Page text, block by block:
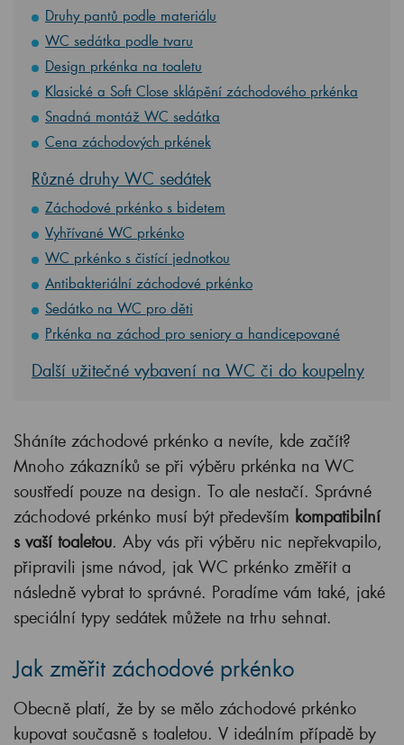
Druhy pantů podle materiálu
WC sedátka podle tvaru
Design prkénka na toaletu
Klasické a Soft Close sklápění záchodového prkénka
Snadná montáž WC sedátka
Cena záchodových prkének
Různé druhy WC sedátek
Záchodové prkénko s bidetem
Vyhřívané WC prkénko
WC prkénko s čistící jednotkou
Antibakteriální záchodové prkénko
Sedátko na WC pro děti
Prkénka na záchod pro seniory a handicepované
Další užitečné vybavení na WC či do koupelny
Sháníte záchodové prkénko a nevíte, kde začít?
Mnoho zákazníků se při výběru prkénka na WC
soustředí pouze na design. To ale nestačí. Správné
záchodové prkénko musí být především kompatibilní
s vaší toaletou. Aby vás při výběru nic nepřekvapilo,
připravili jsme návod, jak WC prkénko změřit a
následně vybrat to správné. Poradíme vám také, jaké
speciální typy sedátek můžete na trhu sehnat.
Jak změřit záchodové prkénko
Obecně platí, že by se mělo záchodové prkénko
kupovat současně s toaletou. V ideálním případě by